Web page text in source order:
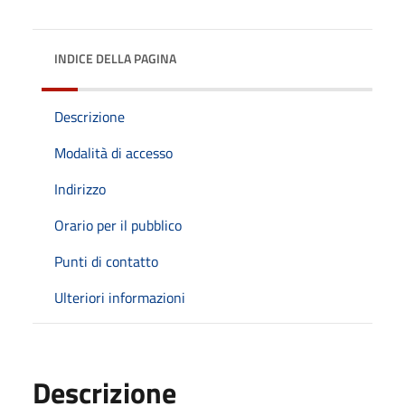
INDICE DELLA PAGINA
Descrizione
Modalità di accesso
Indirizzo
Orario per il pubblico
Punti di contatto
Ulteriori informazioni
Descrizione